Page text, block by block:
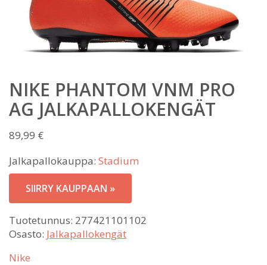
NIKE PHANTOM VNM PRO
AG JALKAPALLOKENGÄT
89,99 €
Jalkapallokauppa: Stadium
SIIRRY KAUPPAAN »
Tuotetunnus: 277421101102
Osasto: Jalkapallokengät
Nike